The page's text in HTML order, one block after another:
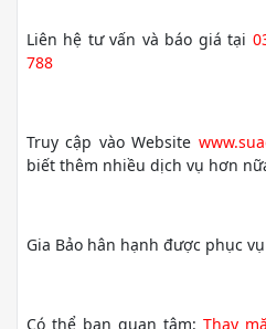
Liên hệ tư vấn và báo giá tại
788
Truy cập vào Website
biết thêm nhiều dịch vụ hơn
Gia Bảo hân hạnh được phục
Có thể bạn quan tâm: Thay